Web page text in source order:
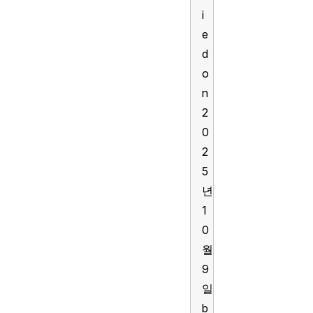
i
e
d
o
n
2
0
2
5
년
1
0
월
9
일
b